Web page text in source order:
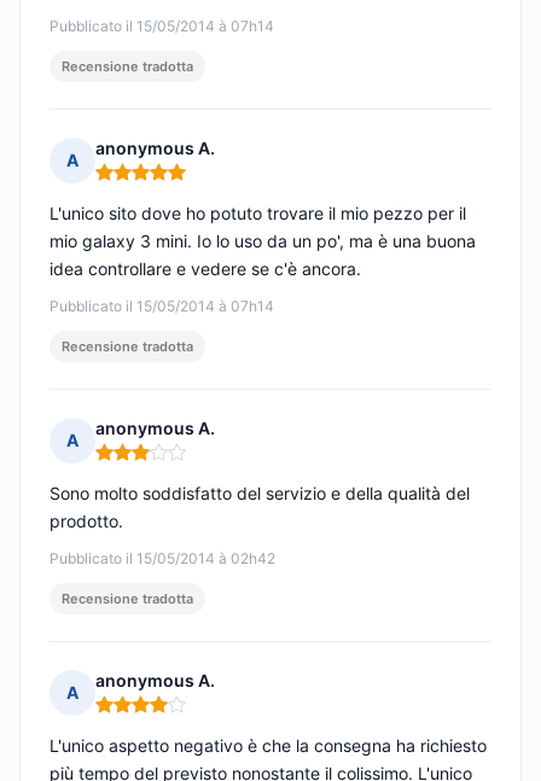
Pubblicato il 15/05/2014 à 07h14
Recensione tradotta
A
anonymous A.
Nota: 5 su 5
Pubblicato il 15/05/2014 à 07h14
L'unico sito dove ho potuto trovare il mio pezzo per il
mio galaxy 3 mini. Io lo uso da un po', ma è una buona
idea controllare e vedere se c'è ancora.
Recensione tradotta
A
anonymous A.
Nota: 3 su 5
Pubblicato il 15/05/2014 à 02h42
Sono molto soddisfatto del servizio e della qualità del
prodotto.
Recensione tradotta
A
anonymous A.
Nota: 4 su 5
L'unico aspetto negativo è che la consegna ha richiesto
più tempo del previsto nonostante il colissimo. L'unico